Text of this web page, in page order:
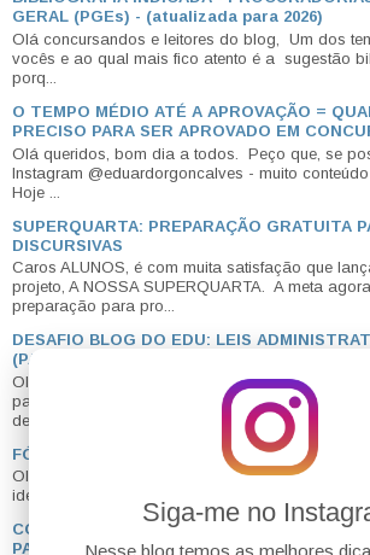
Siga-me no
Nesse blog temos as melhores
GERAL (PGEs) - (atualizada para 2026)
Olá concursandos e leitores do blog, Um dos
vocês e ao qual mais fico atento é a sugestão
porq...
O TEMPO MÉDIO ATÉ A APROVAÇÃO =
PRECISO PARA SER APROVADO EM
Olá queridos, bom dia a todos. Peço que, se
Instagram @eduardorgoncalves - muito
Hoje ...
SUPERQUARTA: PREPARAÇÃO GRATUITA
DISCURSIVAS
Caros ALUNOS, é com muita satisfação que
projeto, A NOSSA SUPERQUARTA. A meta
preparação para pro...
DESAFIO BLOG DO EDU: LEIS
(PARA COMEÇAR 2026 COM TUDO)
Olá meus amigos tudo bem? O mais clássico
país já tem data para começar: dia 05/01/2026.
desa...
FÓRUM DO BLOG - ESPAÇO PARA VOCÊS
Olá #concurseiros! Inauguramos hoje, 20/08/
ideia é criar um canal de contato direto entre os
COMO CONSEGUIR UM CARGO DE
PASSO PARA GARANTIR UMA VAGA